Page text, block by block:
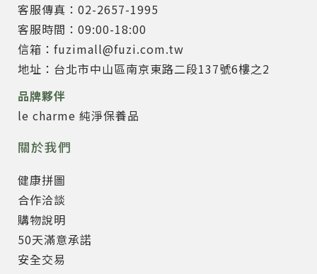
客服傳真：02-2657-1995
客服時間：09:00-18:00
信箱：fuzimall@fuzi.com.tw
地址：台北市中山區南京東路二段137號6樓之2
品牌夥伴
le charme 純淨保養品
關於我們
健康拼圖
合作洽談
購物說明
50天滿意承諾
安全交易